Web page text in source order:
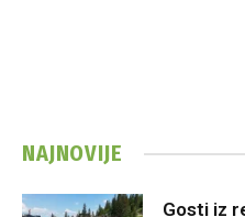
NAJNOVIJE
Gosti iz